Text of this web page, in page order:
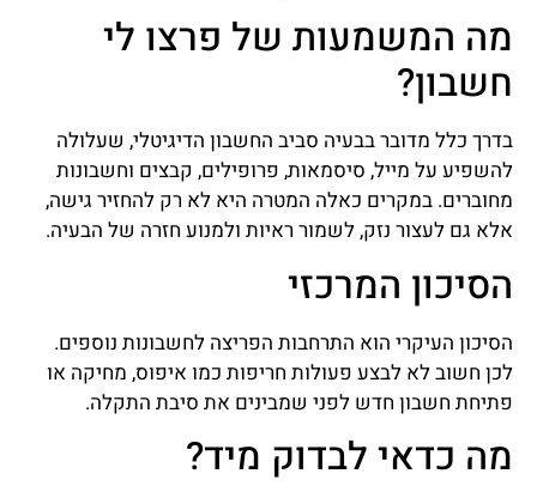
מה המשמעות של פרצו לי
חשבון?
בדרך כלל מדובר בבעיה סביב החשבון הדיגיטלי, שעלולה
להשפיע על מייל, סיסמאות, פרופילים, קבצים וחשבונות
מחוברים. במקרים כאלה המטרה היא לא רק להחזיר גישה,
אלא גם לעצור נזק, לשמור ראיות ולמנוע חזרה של הבעיה.
הסיכון המרכזי
הסיכון העיקרי הוא התרחבות הפריצה לחשבונות נוספים.
לכן חשוב לא לבצע פעולות חריפות כמו איפוס, מחיקה או
פתיחת חשבון חדש לפני שמבינים את סיבת התקלה.
מה כדאי לבדוק מיד?